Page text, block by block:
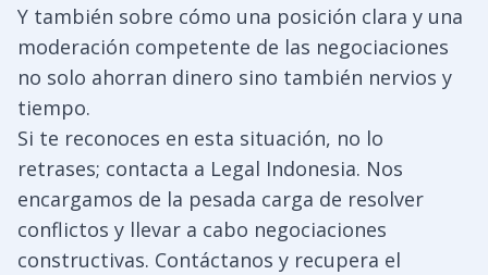
Y también sobre cómo una posición clara y una
moderación competente de las negociaciones
no solo ahorran dinero sino también nervios y
tiempo.
Si te reconoces en esta situación, no lo
retrases; contacta a Legal Indonesia. Nos
encargamos de la pesada carga de resolver
conflictos y llevar a cabo negociaciones
constructivas. Contáctanos y recupera el